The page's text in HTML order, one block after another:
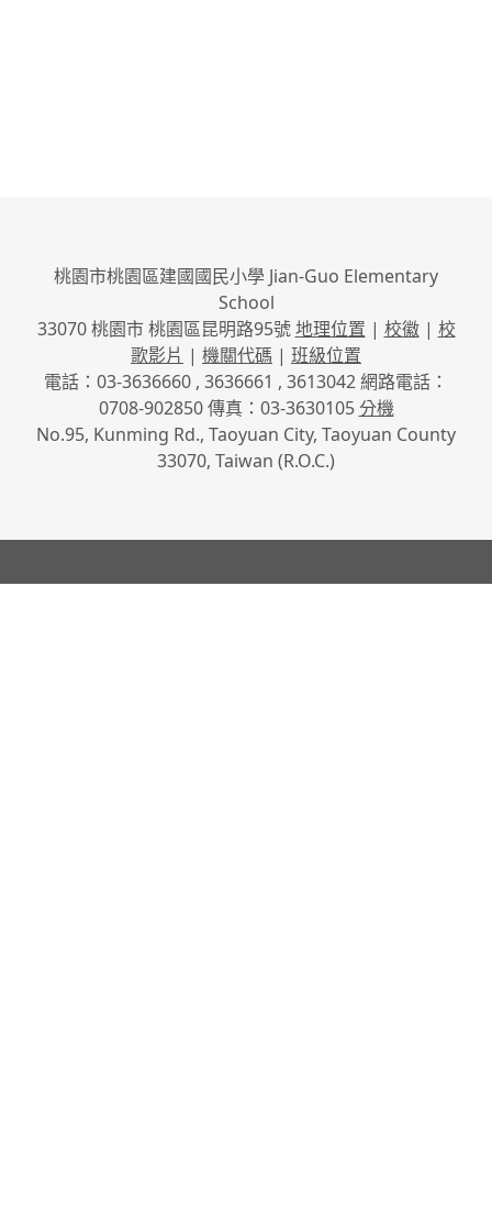
桃園市桃園區建國國民小學 Jian-Guo Elementary
School
33070 桃園市 桃園區昆明路95號地理位置 | 校徽| 校
歌影片 | 機關代碼 | 班級位置
電話：03-3636660 , 3636661 , 3613042 網路電話：
0708-902850 傳真：03-3630105分機
No.95, Kunming Rd., Taoyuan City, Taoyuan County
33070, Taiwan (R.O.C.)